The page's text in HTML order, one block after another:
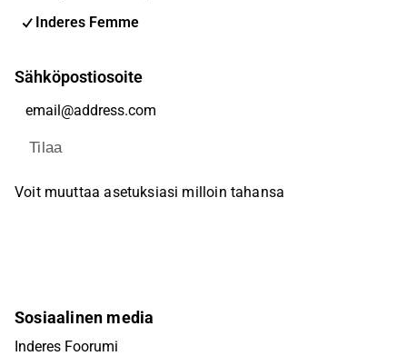
Inderes Femme
Sähköpostiosoite
Tilaa
Voit muuttaa asetuksiasi milloin tahansa
Sosiaalinen media
Inderes Foorumi